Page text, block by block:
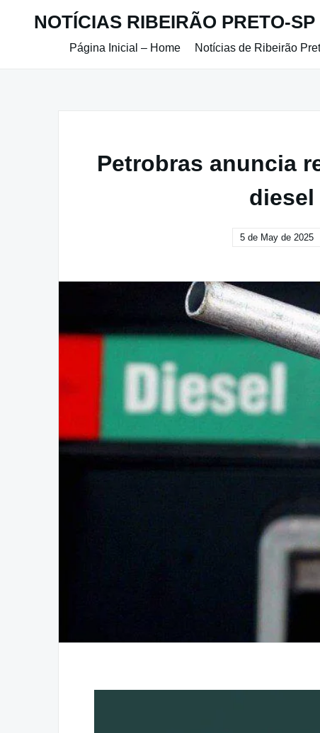
NOTÍCIAS RIBEIRÃO PRETO-SP
Página Inicial – Home Notícias de Ribeirão
Petrobras anuncia
5 de May de 2025